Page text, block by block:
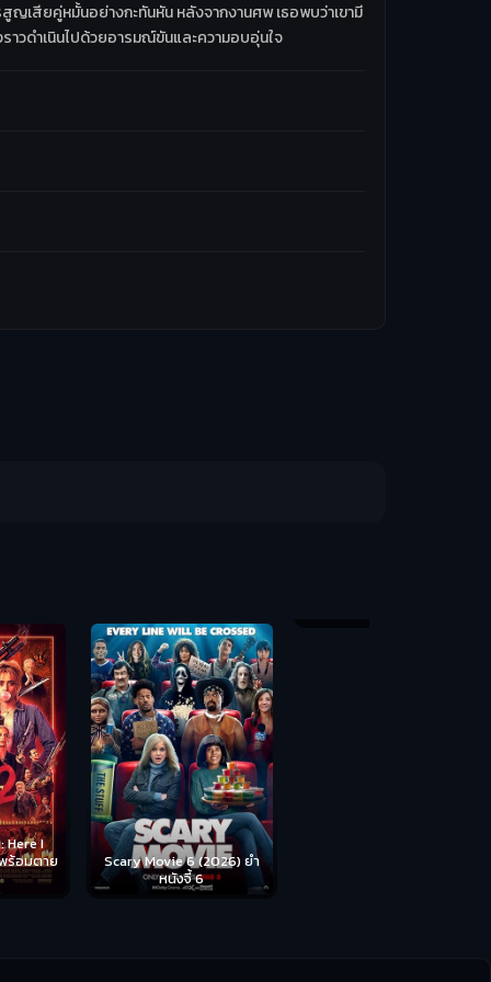
ญเสียคู่หมั้นอย่างกะทันหัน หลังจากงานศพ เธอพบว่าเขามี
าวดำเนินไปด้วยอารมณ์ขันและความอบอุ่นใจ
Movie 6 (2026) ยำ
หนังจี้ 6
Disclosure Day (2026) วัน
เปิดโปง ไขปริศนาลวงโลก